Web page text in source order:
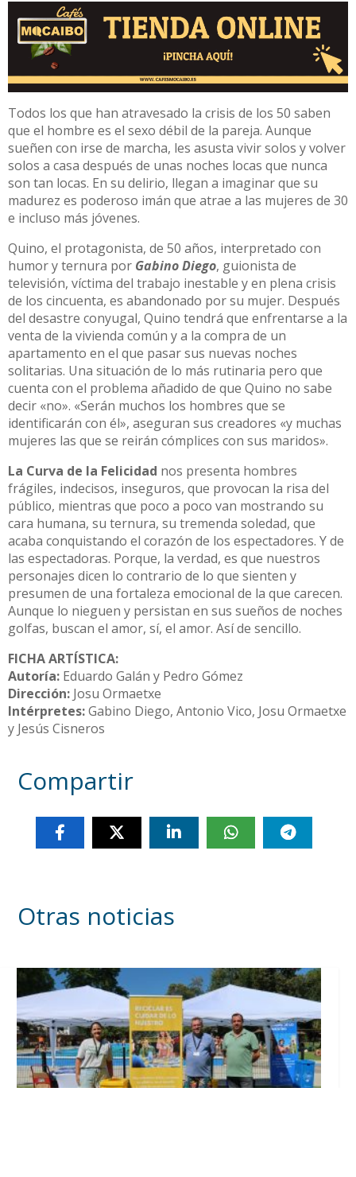
Todos los que han atravesado la crisis de los 50 saben
que el hombre es el sexo débil de la pareja. Aunque
sueñen con irse de marcha, les asusta vivir solos y volver
solos a casa después de unas noches locas que nunca
son tan locas. En su delirio, llegan a imaginar que su
madurez es poderoso imán que atrae a las mujeres de 30
e incluso más jóvenes.
Quino, el protagonista, de 50 años, interpretado con
humor y ternura por Gabino Diego, guionista de
televisión, víctima del trabajo inestable y en plena crisis
de los cincuenta, es abandonado por su mujer. Después
del desastre conyugal, Quino tendrá que enfrentarse a la
venta de la vivienda común y a la compra de un
apartamento en el que pasar sus nuevas noches
solitarias. Una situación de lo más rutinaria pero que
cuenta con el problema añadido de que Quino no sabe
decir «no». «Serán muchos los hombres que se
identificarán con él», aseguran sus creadores «y muchas
mujeres las que se reirán cómplices con sus maridos».
La Curva de la Felicidad nos presenta hombres
frágiles, indecisos, inseguros, que provocan la risa del
público, mientras que poco a poco van mostrando su
cara humana, su ternura, su tremenda soledad, que
acaba conquistando el corazón de los espectadores. Y de
las espectadoras. Porque, la verdad, es que nuestros
personajes dicen lo contrario de lo que sienten y
presumen de una fortaleza emocional de la que carecen.
Aunque lo nieguen y persistan en sus sueños de noches
golfas, buscan el amor, sí, el amor. Así de sencillo.
FICHA ARTÍSTICA:
Autoría: Eduardo Galán y Pedro Gómez
Dirección: Josu Ormaetxe
Intérpretes:Gabino Diego, Antonio Vico, Josu Ormaetxe
y Jesús Cisneros
Compartir
Otras noticias